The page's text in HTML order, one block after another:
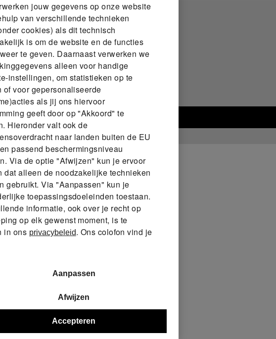
Naar webshop
behandeling
jouw gegevens op onze website
van verschillende technieken
cookies) als dit technisch
is om de website en de functies
te geven. Daarnaast verwerken we
alleen voor handige
instellingen, om statistieken op te
of voor gepersonaliseerde
als jij ons hiervoor
geeft door op "Akkoord" te
Hieronder valt ook de
naar landen buiten de EU
passend beschermingsniveau
Via de optie "Afwijzen" kun je ervoor
dat alleen de noodzakelijke technieken
gebruikt. Via "Aanpassen" kun je
toepassingsdoeleinden toestaan.
informatie, ook over je recht op
op elk gewenst moment, is te
in ons privacybeleid. Ons colofon vind je
Aanpassen
Afwijzen
Accepteren